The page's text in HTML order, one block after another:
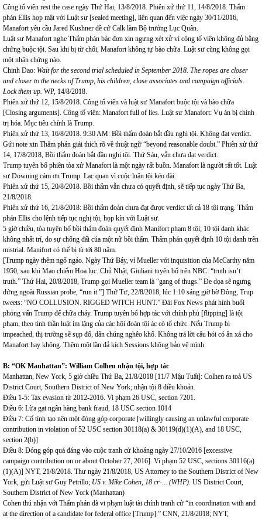
Công tố viên rest the case ngày Thứ Hai, 13/8/2018. Phiên xử thứ 11, 14/8/2018. Thẩm
phán Ellis họp mật với Luật sư [sealed meeting], liên quan đến việc ngày 30/11/2016,
Manafort yêu cầu Jared Kushner đề cứ Calk làm Bộ trưởng Lục Quân.
Luật sư Manafort nghe Thẩm phán bác đơn xin ngưng xét xử vì công tố viên không đủ bằng
chứng buộc tội. Sau khi bị từ chối, Manafort không tự bào chữa. Luật sư cũng không gọi
một nhân chứng nào.
Chinh Dao: Wait for the second trial scheduled in September 2018. The ropes are closer
and closer to the necks of Trump, his children, close associates and campaign officials.
Lock them up. WP, 14/8/2018.
Phiên xử thứ 12, 15/8/2018. Công tố viên và luật sư Manafort buộc tội và bào chữa
[Closing arguments]. Công tố viên: Manafort full of lies. Luật sư Manafort: Vụ án bị chính
trị hóa. Mục tiêu chính là Trump.
Phiên xử thứ 13, 16/8/2018. 9:30 AM: Bồi thẩm đoàn bắt đầu nghị tội. Không đạt verdict.
Gửi note xin Thẩm phán giải thích rõ về thuật ngữ “beyond reasonable doubt.” Phiên xử thứ
14, 17/8/2018, Bồi thẩm đoàn bắt đầu nghị tội. Thứ Sáu, vẫn chưa đạt verdict.
Trump tuyên bố phiên tòa xử Manafort là một ngày rất buồn. Manafort là người rất tốt. Luật
sư Downing cám ơn Trump. Lạc quan vì cuộc luận tội kéo dài.
Phiên xử thứ 15, 20/8/2018. Bồi thẩm vẫn chưa có quyết định, sẽ tiếp tục ngày Thứ Ba,
21/8/2018.
Phiên xử thứ 16, 21/8/2018: Bồi thẩm đoàn chưa đạt được verdict tất cả 18 tội trạng. Thẩm
phán Ellis cho lệnh tiếp tục nghị tội, họp kín với Luật sư.
5 giờ chiều, tòa tuyên bố bồi thẩm đoàn quyết định Manifort phạm 8 tội; 10 tội danh khác
không nhất trí, do sự chống đấi của một nữ bồi thẩm. Thẩm phán quyết định 10 tội danh trên
mistrial. Manifort có thể bị tù tới 80 năm.
[Trump ngày thêm ngổ ngáo. Ngày Thứ Bảy, ví Mueller với inquisition của McCarthy năm
1950, sau khi Mao chiếm Hoa lục. Chủ Nhật, Giuliani tuyên bố trên NBC: “truth isn’t
truth.” Thứ Hai, 20/8/2018, Trump gọi Mueller team là “gang of thugs.” Đe dọa sẽ ngưng
đứng ngoài Russian probe, “run it.”] Thứ Tư, 22/8/2018, lúc 1:10 sáng giờ bờ Đông, Trup
tweets: “NO COLLUSION. RIGGED WITCH HUNT.” Đài Fox News phát hình buổi
phỏng vấn Trump để chữa cháy. Trump tuyên bố hợp tác với chính phủ [flipping] là tội
phạm, theo tinh thần luật im lặng của các hội đoàn tội ác có tổ chức. Nếu Trump bị
impeached, thị trường sẽ sụp đổ, dân chúng nghêo khổ. Không trả lời câu hỏi có ân xá cho
Manafort hay không. Thêm một lần đả kích Sessions không bảo vệ mình.
B: “OK Manhattan”: William Colhen nhận tội, hợp tác
Manhattan, New York, 5 giờ chiều Thứ Ba, 21/8/2018 [11/7 Mậu Tuất]: Colhen ra toà US
District Court, Southern District of New York; nhận tội 8 điều khoản.
Điều 1-5: Tax evasion từ 2012-2016. Vi phạm 26 USC, section 7201.
Điều 6: Lừa gạt ngân hàng bank fraud, 18 USC section 1014
Điều 7: Cố tình tạo nên một đóng góp corporate [willingly causing an unlawful corporate
contribution in violation of 52 USC section 30118(a) & 30119(d)(1)(A), and 18 USC,
section 2(b)]
Điều 8: Đóng góp quá đáng vào cuộc tranh cử khoảng ngày 27/10/2016 [excessive
campaign contribution on or about October 27, 2016]. Vi phạm 52 USC, sections 30116(a)
(1)(A)] NYT, 21/8/2018. Thư ngày 21/8/2018, US Attorney to the Southern District of New
York, gửi Luật sư Guy Petrillo; US v. Mike Cohen, 18 cr-... (WHP) US District Court,
Southern District of New York (Manhattan)
Cohen thú nhận với Thẩm phán đã vi phạm luật tài chính tranh cử “in coordination with and
at the direction of a candidate for federal office [Trump].” CNN, 21/8/2018; NYT,